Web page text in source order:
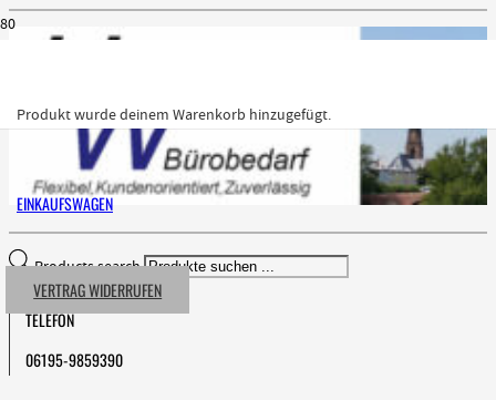
Produktwurde deinem Warenkorb hinzugefügt.
EINKAUFSWAGEN
VERTRAG WIDERRUFEN
Products search
TELEFON
06195-9859390